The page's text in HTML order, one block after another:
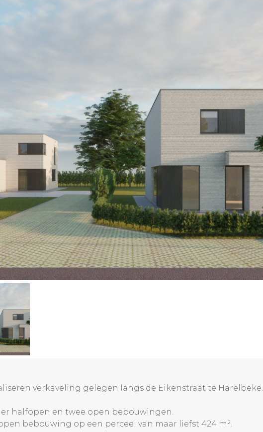
verkaveling gelegen langs de Eikenstraat te Harelbeke.
halfopen en twee open bebouwingen.
bebouwing op een perceel van maar liefst 424 m².